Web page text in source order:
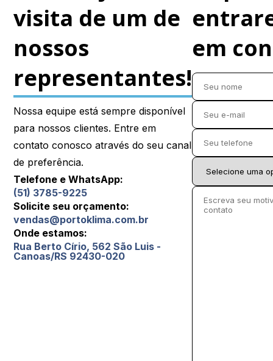
pernambuco (PE)
Rio de Janeiro (RJ)
Rio Grande do Norte (RN)
Rio Grande do Sul (RS)
Rondônia (RO)
Roraima (RR)
visita de um de
nossos
representantes!
Nossa equipe está sempre disponível
para nossos clientes. Entre em
contato conosco através do seu canal
de preferência.
Telefone e WhatsApp:
(51) 3785-9225
Solicite seu orçamento:
vendas@portoklima.com.br
Onde estamos:
Rua Berto Círio, 562 São Luis -
Canoas/RS 92430-020
em